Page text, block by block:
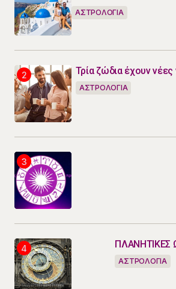
ΑΣΤΡΟΛΟΓΙΑ
Τρία ζώδια έχουν νέες
ΑΣΤΡΟΛΟΓΙΑ
ΠΛΑΝΗΤΙΚΕΣ
ΑΣΤΡΟΛΟΓΙΑ